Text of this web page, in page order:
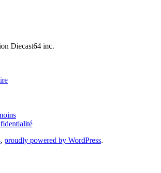
Diecast64 inc.
, proudly powered by WordPress.